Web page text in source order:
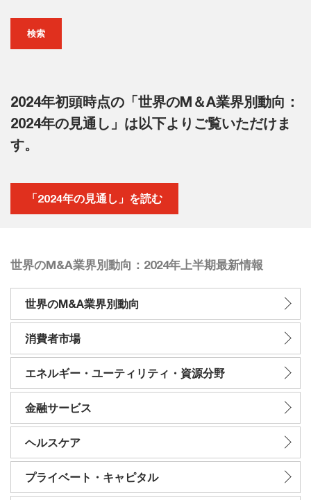
検索
2024年初頭時点の「世界のM＆A業界別動向：
2024年の見通し」は以下よりご覧いただけま
す。
「2024年の見通し」を読む
世界のM&A業界別動向：2024年上半期最新情報
世界のM&A業界別動向
消費者市場
エネルギー・ユーティリティ・資源分野
金融サービス
ヘルスケア
プライベート・キャピタル